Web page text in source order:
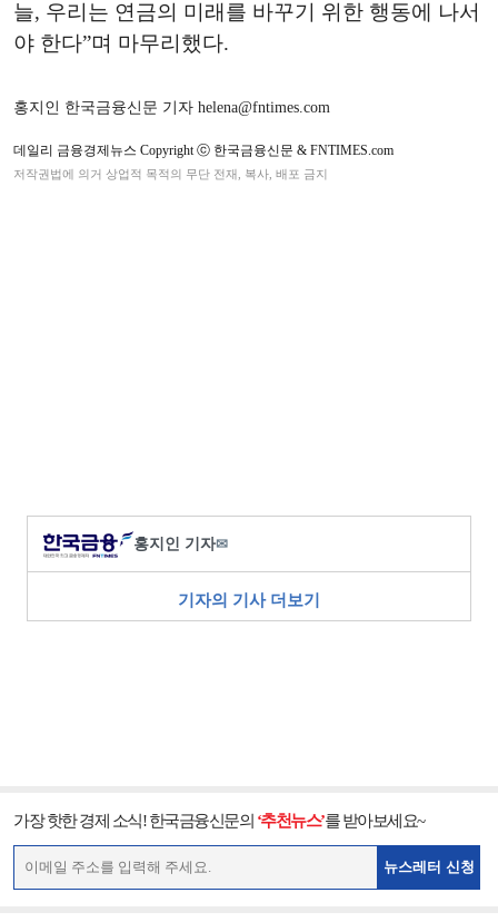
늘, 우리는 연금의 미래를 바꾸기 위한 행동에 나서
야 한다”며 마무리했다.
홍지인 한국금융신문 기자 helena@fntimes.com
데일리 금융경제뉴스 Copyright ⓒ 한국금융신문 & FNTIMES.com
저작권법에 의거 상업적 목적의 무단 전재, 복사, 배포 금지
홍지인 기자✉
기자의 기사 더보기
가장 핫한 경제 소식! 한국금융신문의 ‘추천뉴스’를 받아보세요~
뉴스레터 신청